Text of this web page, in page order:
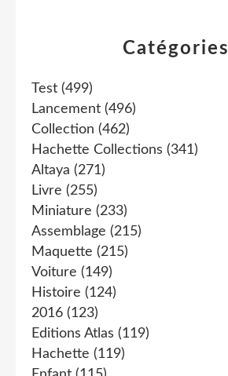
Catégories
Test (499)
Lancement (496)
Collection (462)
Hachette Collections (341)
Altaya (271)
Livre (255)
Miniature (233)
Assemblage (215)
Maquette (215)
Voiture (149)
Histoire (124)
2016 (123)
Editions Atlas (119)
Hachette (119)